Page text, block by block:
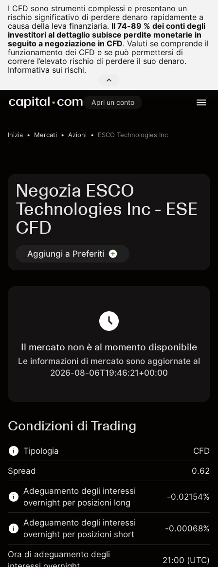
I CFD sono strumenti complessi e presentano un
rischio significativo di perdere denaro rapidamente a
causa della leva finanziaria. Il 74-89 % dei conti degli
investitori al dettaglio subisce perdite monetarie in
seguito a negoziazione in CFD. Valuti se comprende il
funzionamento dei CFD e se può permettersi di
correre l’elevato rischio di perdere il suo denaro.
Informativa sui rischi.
Apri un conto
Inizia Mercati Azioni ESCO Technologies Inc
Negozia ESCO
Technologies Inc - ESE
CFD
Aggiungi a Preferiti
Il mercato non è al momento disponibile
Le informazioni di mercato sono aggiornate al
2026-08-06T19:46:21+00:00
Condizioni di Trading
Tipologia
Questo mercato finanziario è disponibile per il
trading di CFD.
Scopri di più su:
CFD
CFD
Spread 0.62
Adeguamento degli interessi
overnight per posizioni long
-0.02154%
Adeguamento degli interessi
overnight per posizioni short
-0.00068%
Ora di adeguamento degli
21:00 (UTC)